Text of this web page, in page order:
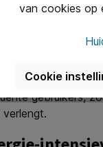
zijn
gebruikers,
van cookies op
Cookie